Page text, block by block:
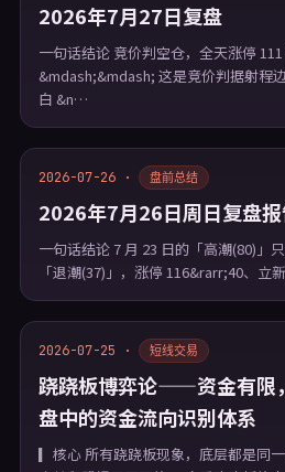
2026年7月27日复盘
一句话结论 竞价判空仓，全天涨停
&mdash;&mdash; 这是竞价判据射程
白 &n…
2026-07-26 · 盘前总结
2026年7月26日周日复盘
一句话结论 7 月 23 日的「高潮(80)」
「退潮(37)」，涨停 116&rarr;40、立
2026-07-25 · 短线交易
跷跷板博弈论——资金有限
盘中的资金流向识别体系
▎核心 所有跷跷板现象，底层都是同